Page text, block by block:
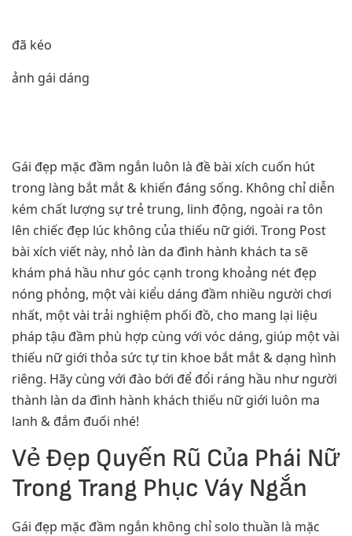
đã kéo
ảnh gái dáng
Gái đẹp mặc đầm ngắn luôn là đề bài xích cuốn hút
trong làng bắt mắt & khiến đáng sống. Không chỉ diễn
kém chất lượng sự trẻ trung, linh động, ngoài ra tôn
lên chiếc đẹp lúc không của thiếu nữ giới. Trong Post
bài xích viết này, nhỏ làn da đình hành khách ta sẽ
khám phá hầu như góc cạnh trong khoảng nét đẹp
nóng phỏng, một vài kiểu dáng đầm nhiều người chơi
nhất, một vài trải nghiệm phối đồ, cho mang lại liệu
pháp tậu đầm phù hợp cùng với vóc dáng, giúp một vài
thiếu nữ giới thỏa sức tự tin khoe bắt mắt & dạng hình
riêng. Hãy cùng với đào bới để đổi ráng hầu như người
thành làn da đình hành khách thiếu nữ giới luôn ma
lanh & đắm đuối nhé!
Vẻ Đẹp Quyến Rũ Của Phái Nữ
Trong Trang Phục Váy Ngắn
Gái đẹp mặc đầm ngắn không chỉ solo thuần là mặc